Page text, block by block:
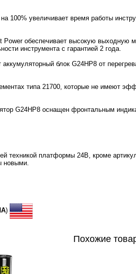
100% увеличивает время работы
Power обеспечивает высокую
инструмента с гарантией 2 года.
блок G24HP8 от
типа 21700, которые не имеют
G24HP8 оснащен фронтальным
техникой платформы 24В, кроме
новыми.
)
Похожие